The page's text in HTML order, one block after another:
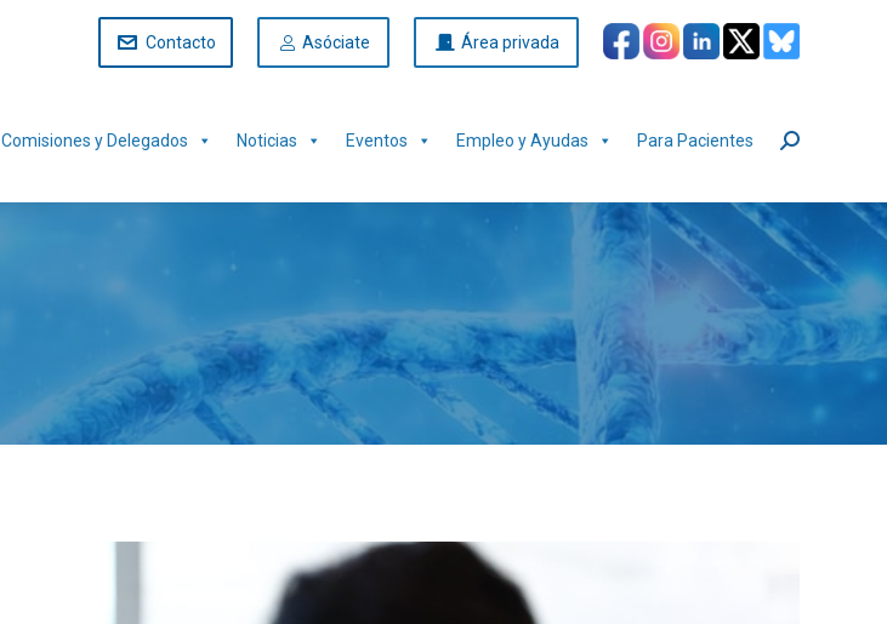
Contacto Asóciate Área privada
Comisiones y Delegados Noticias Eventos Empleo y Ayudas Para Pacientes Buscar: